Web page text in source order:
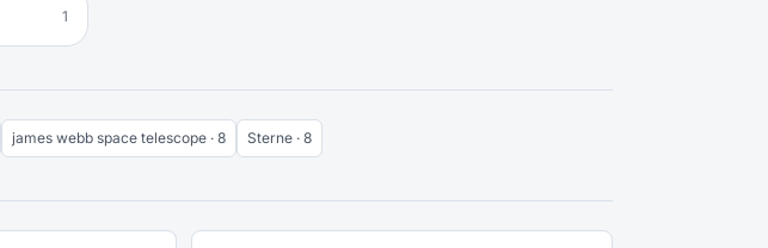
1
james webb space telescope · 8 Sterne · 8